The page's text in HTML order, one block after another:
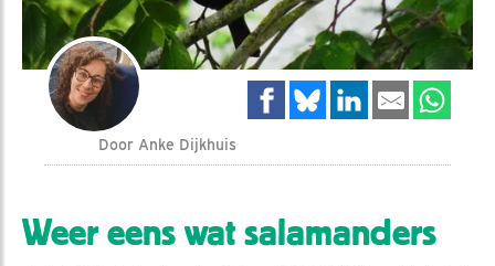
Door Anke Dijkhuis
Weer eens wat salamanders